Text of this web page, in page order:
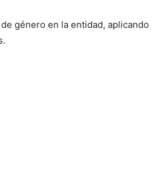
género en la entidad, aplicando